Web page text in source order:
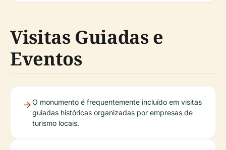
Visitas Guiadas e
Eventos
O monumento é frequentemente incluído em visitas
guiadas históricas organizadas por empresas de
turismo locais.